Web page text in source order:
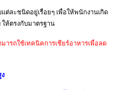
ต่ละชนิดอยู่เรื่อยๆ เพื่อให้พนักงานเกิด
ห้ตรงกับมาตรฐาน
ารถใช้เทคนิคการเชียร์อาหารเพื่อลด